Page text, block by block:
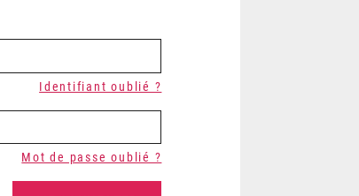
Identifiant oublié ?
Mot de passe oublié ?